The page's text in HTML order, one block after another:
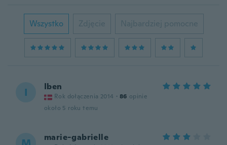
Wszystko Zdjęcie Najbardziej pomocne
I Iben
Rok dołączenia 2014 · 86 opinie
około 5 roku temu
marie-gabrielle